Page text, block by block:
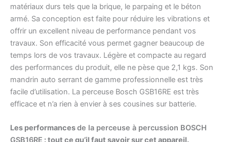
matériaux durs tels que la brique, le parpaing et le béton
armé. Sa conception est faite pour réduire les vibrations et
offrir un excellent niveau de performance pendant vos
travaux. Son efficacité vous permet gagner beaucoup de
temps lors de vos travaux. Légère et compacte au regard
des performances du produit, elle ne pèse que 2,1 kgs. Son
mandrin auto serrant de gamme professionnelle est très
facile d’utilisation. La perceuse Bosch GSB16RE est très
efficace et n’a rien à envier à ses cousines sur batterie.
Les performancesde la perceuse à percussion BOSCH